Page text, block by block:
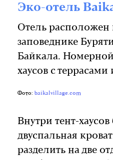
Эко-отель
Отель расположен
заповеднике
Байкала.
хаусов с
Фото: baikalvillage.com
Внутри тент-
двуспальная
разделить на две